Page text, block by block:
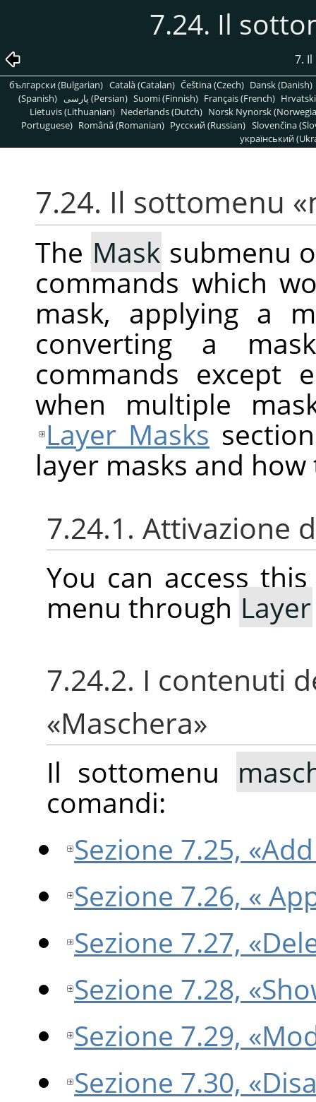
7.24. Il
7.
български (Bulgarian) Català (Catalan) Čeština (Czech) Dansk (Danish)
(Spanish)
پارسی (Persian) Suomi (Finnish) Français (French)
Lietuvis (Lithuanian) Nederlands (Dutch) Norsk Nynorsk
Portuguese) Română (Romanian) Pусский (Russian) Slovenčina
український
7.24. Il sottomenu «
The Mask submenu
commands which
mask, applying a
converting a
commands except
when multiple
Layer Masks
layer masks and
7.24.1. Attivazione
You can access
menu through Layer
7.24.2. I contenuti
«Maschera»
Il sottomenu
comandi:
Sezione 7.25,
Sezione 7.26, «
Sezione 7.27,
Sezione 7.28,
Sezione 7.29,
Sezione 7.30,